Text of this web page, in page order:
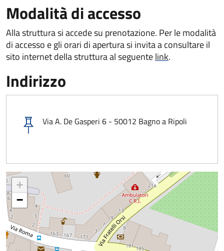
Modalità di accesso
Alla struttura si accede su prenotazione. Per le modalità
di accesso e gli orari di apertura si invita a consultare il
sito internet della struttura al seguentelink.
Indirizzo
Via A. De Gasperi 6 - 50012 Bagno a Ripoli
+
−